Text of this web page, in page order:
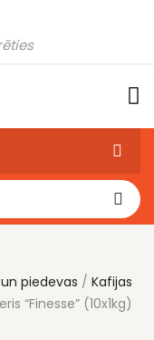
piedevas
Kafijas
“Finesse” (10x1kg)